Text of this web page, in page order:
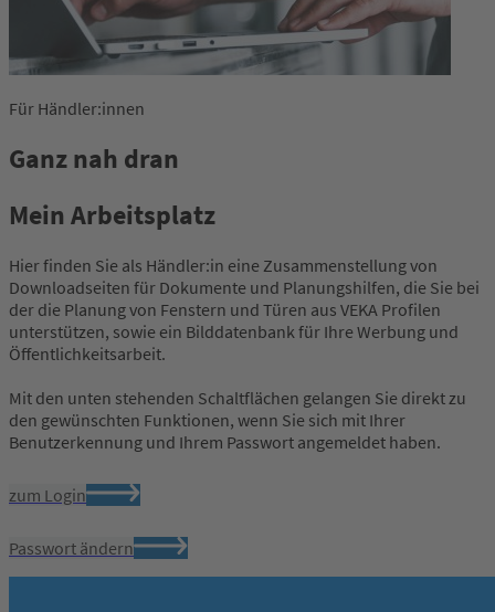
Für Händler:innen
Ganz nah dran
Mein Arbeitsplatz
Hier finden Sie als Händler:in eine Zusammenstellung von
Downloadseiten für Dokumente und Planungshilfen, die Sie bei
der die Planung von Fenstern und Türen aus VEKA Profilen
unterstützen, sowie ein Bilddatenbank für Ihre Werbung und
Öffentlichkeitsarbeit.
Mit den unten stehenden Schaltflächen gelangen Sie direkt zu
den gewünschten Funktionen, wenn Sie sich mit Ihrer
Benutzerkennung und Ihrem Passwort angemeldet haben.
zum Login
Passwort ändern